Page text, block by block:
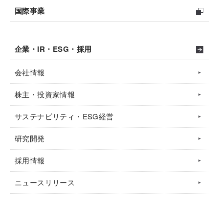
国際事業
企業・IR・ESG・採用
会社情報
株主・投資家情報
サステナビリティ・ESG経営
研究開発
採用情報
ニュースリリース